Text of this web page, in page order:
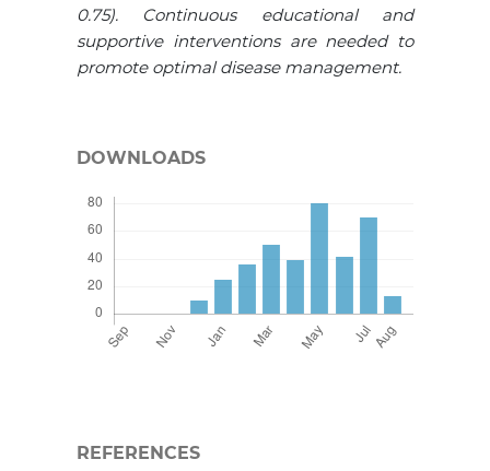
0.75). Continuous educational and
supportive interventions are needed to
promote optimal disease management.
DOWNLOADS
REFERENCES